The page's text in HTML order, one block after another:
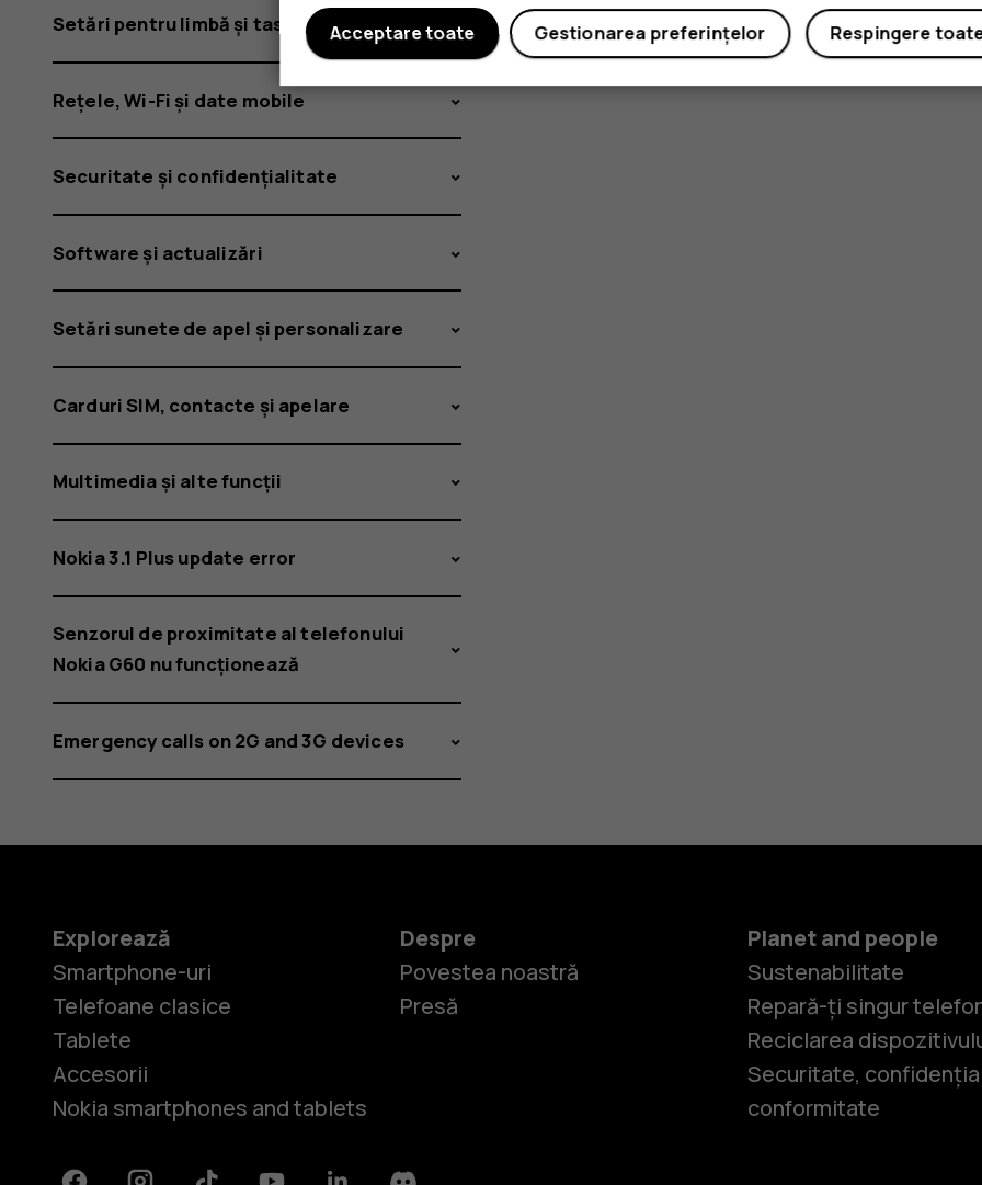
Setări pentru limbă și tastatură
Rețele, Wi-Fi și date mobile
Securitate și confidențialitate
Software și actualizări
Setări sunete de apel și personalizare
Carduri SIM, contacte și apelare
Multimedia și alte funcții
Nokia 3.1 Plus update error
Senzorul de proximitate al telefonului
Nokia G60 nu funcționează
Emergency calls on 2G and 3G devices
Explorează
Smartphone-uri
Telefoane clasice
Tablete
Accesorii
Nokia smartphones and tablets
Despre
Povestea noastră
Presă
Planet and people
Sustenabilitate
Repară-ți singur
Reciclarea
Securitate,
conformitate
Respingere
Gestionarea preferințelor
Acceptare toate